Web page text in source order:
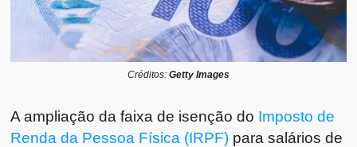
Créditos: Getty Images
A ampliação da faixa de isenção do Imposto de
Renda da Pessoa Física (IRPF) para salários de